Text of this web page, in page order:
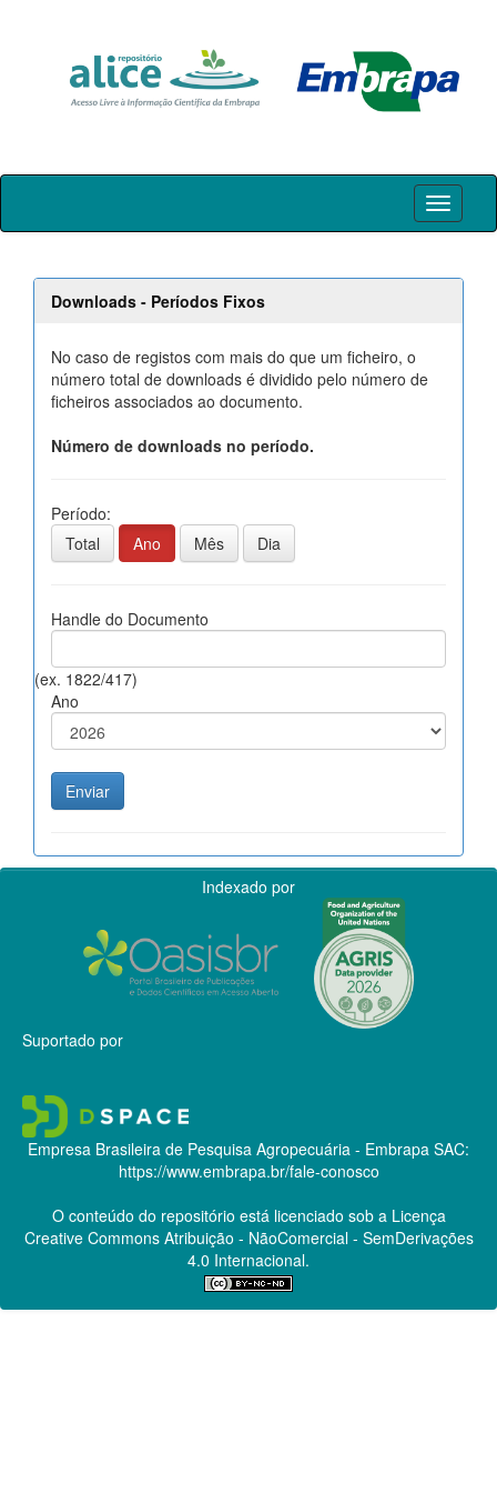
Skip
Downloads - Períodos Fixos
No caso de registos com mais do que um ficheiro, o
número total de downloads é dividido pelo número de
ficheiros associados ao documento.
Número de downloads no período.
Período:
Total
Ano Mês Dia
Handle do Documento
(ex. 1822/417)
Ano
Indexado por
Suportado por
Empresa Brasileira de Pesquisa Agropecuária - Embrapa SAC:
https://www.embrapa.br/fale-conosco
O conteúdo do repositório está licenciado sob a Licença
Creative CommonsAtribuição - NãoComercial - SemDerivações
4.0 Internacional.